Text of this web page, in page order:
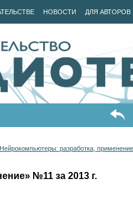
НОВОСТИ ДЛЯ АВТОРОВ
разработка,
№11 за 2013 г.